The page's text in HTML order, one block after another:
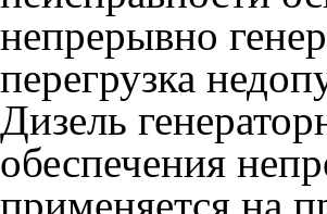
непрерывно
перегрузка
Дизель
обеспечения